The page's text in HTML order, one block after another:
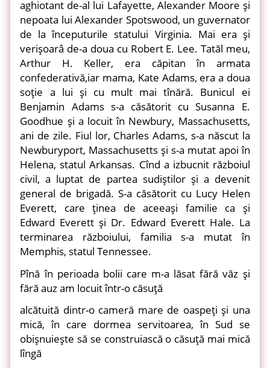
aghiotant de-al lui Lafayette, Alexander Moore şi
nepoata lui Alexander Spotswood, un guvernator
de la începuturile statului Virginia. Mai era şi
verişoarâ de-a doua cu Robert E. Lee. Tatăl meu,
Arthur H. Keller, era căpitan în armata
confederativă,iar mama, Kate Adams, era a doua
soţie a lui şi cu mult mai tînără. Bunicul ei
Benjamin Adams s-a căsătorit cu Susanna E.
Goodhue şi a locuit în Newbury, Massachusetts,
ani de zile. Fiul lor, Charles Adams, s-a născut la
Newburyport, Massachusetts şi s-a mutat apoi în
Helena, statul Arkansas. Cînd a izbucnit războiul
civil, a luptat de partea sudiştilor şi a devenit
general de brigadă. S-a căsătorit cu Lucy Helen
Everett, care ţinea de aceeaşi familie ca şi
Edward Everett şi Dr. Edward Everett Hale. La
terminarea războiului, familia s-a mutat în
Memphis, statul Tennessee.
Pînă în perioada bolii care m-a lăsat fără văz şi
fără auz am locuit într-o căsuţă
alcătuită dintr-o cameră mare de oaspeţi şi una
mică, în care dormea servitoarea, în Sud se
obişnuieşte să se construiască o căsuţă mai mică
lîngă